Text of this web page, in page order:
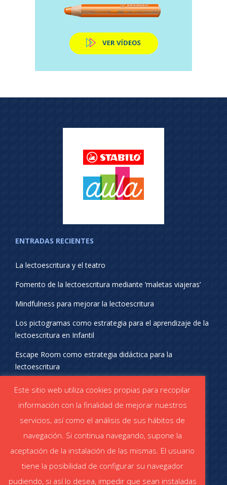
ENTRADAS RECIENTES
La lectoescritura y el teatro
Fomento de la lectoescritura mediante ‘maletas viajeras’
Mindfulness para mejorar la lectoescritura
Los pictogramas como estrategia para el aprendizaje de la
lectoescritura en Infantil
Escape Room como estrategia didáctica para la
lectoescritura
¡SÍGUENOS EN REDES SOCIALES!
Catálogo STABILO (PDF) Catálogo ESCOLAR (PDF)
Este sitio web utiliza cookies propias para recopilar
información con la finalidad de mejorar nuestros
servicios, así como el análisis de sus hábitos de
navegación. Si continua navegando, supone la
aceptación de la instalación de las mismas. El usuario
tiene la posibilidad de configurar su navegador
pudiendo, si así lo desea, impedir que sean instaladas